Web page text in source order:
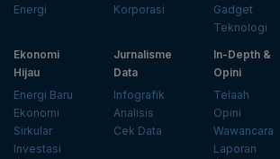
Energi
Korporasi
Gadget
Teknologi
Ekonomi
Hijau
Energi Baru
Ekonomi
Sirkular
Investasi
Jurnalisme
Data
Infografik
Analisis
Cek Data
In-Depth &
Opini
Telaah
Opini
Wawancara
Laporan